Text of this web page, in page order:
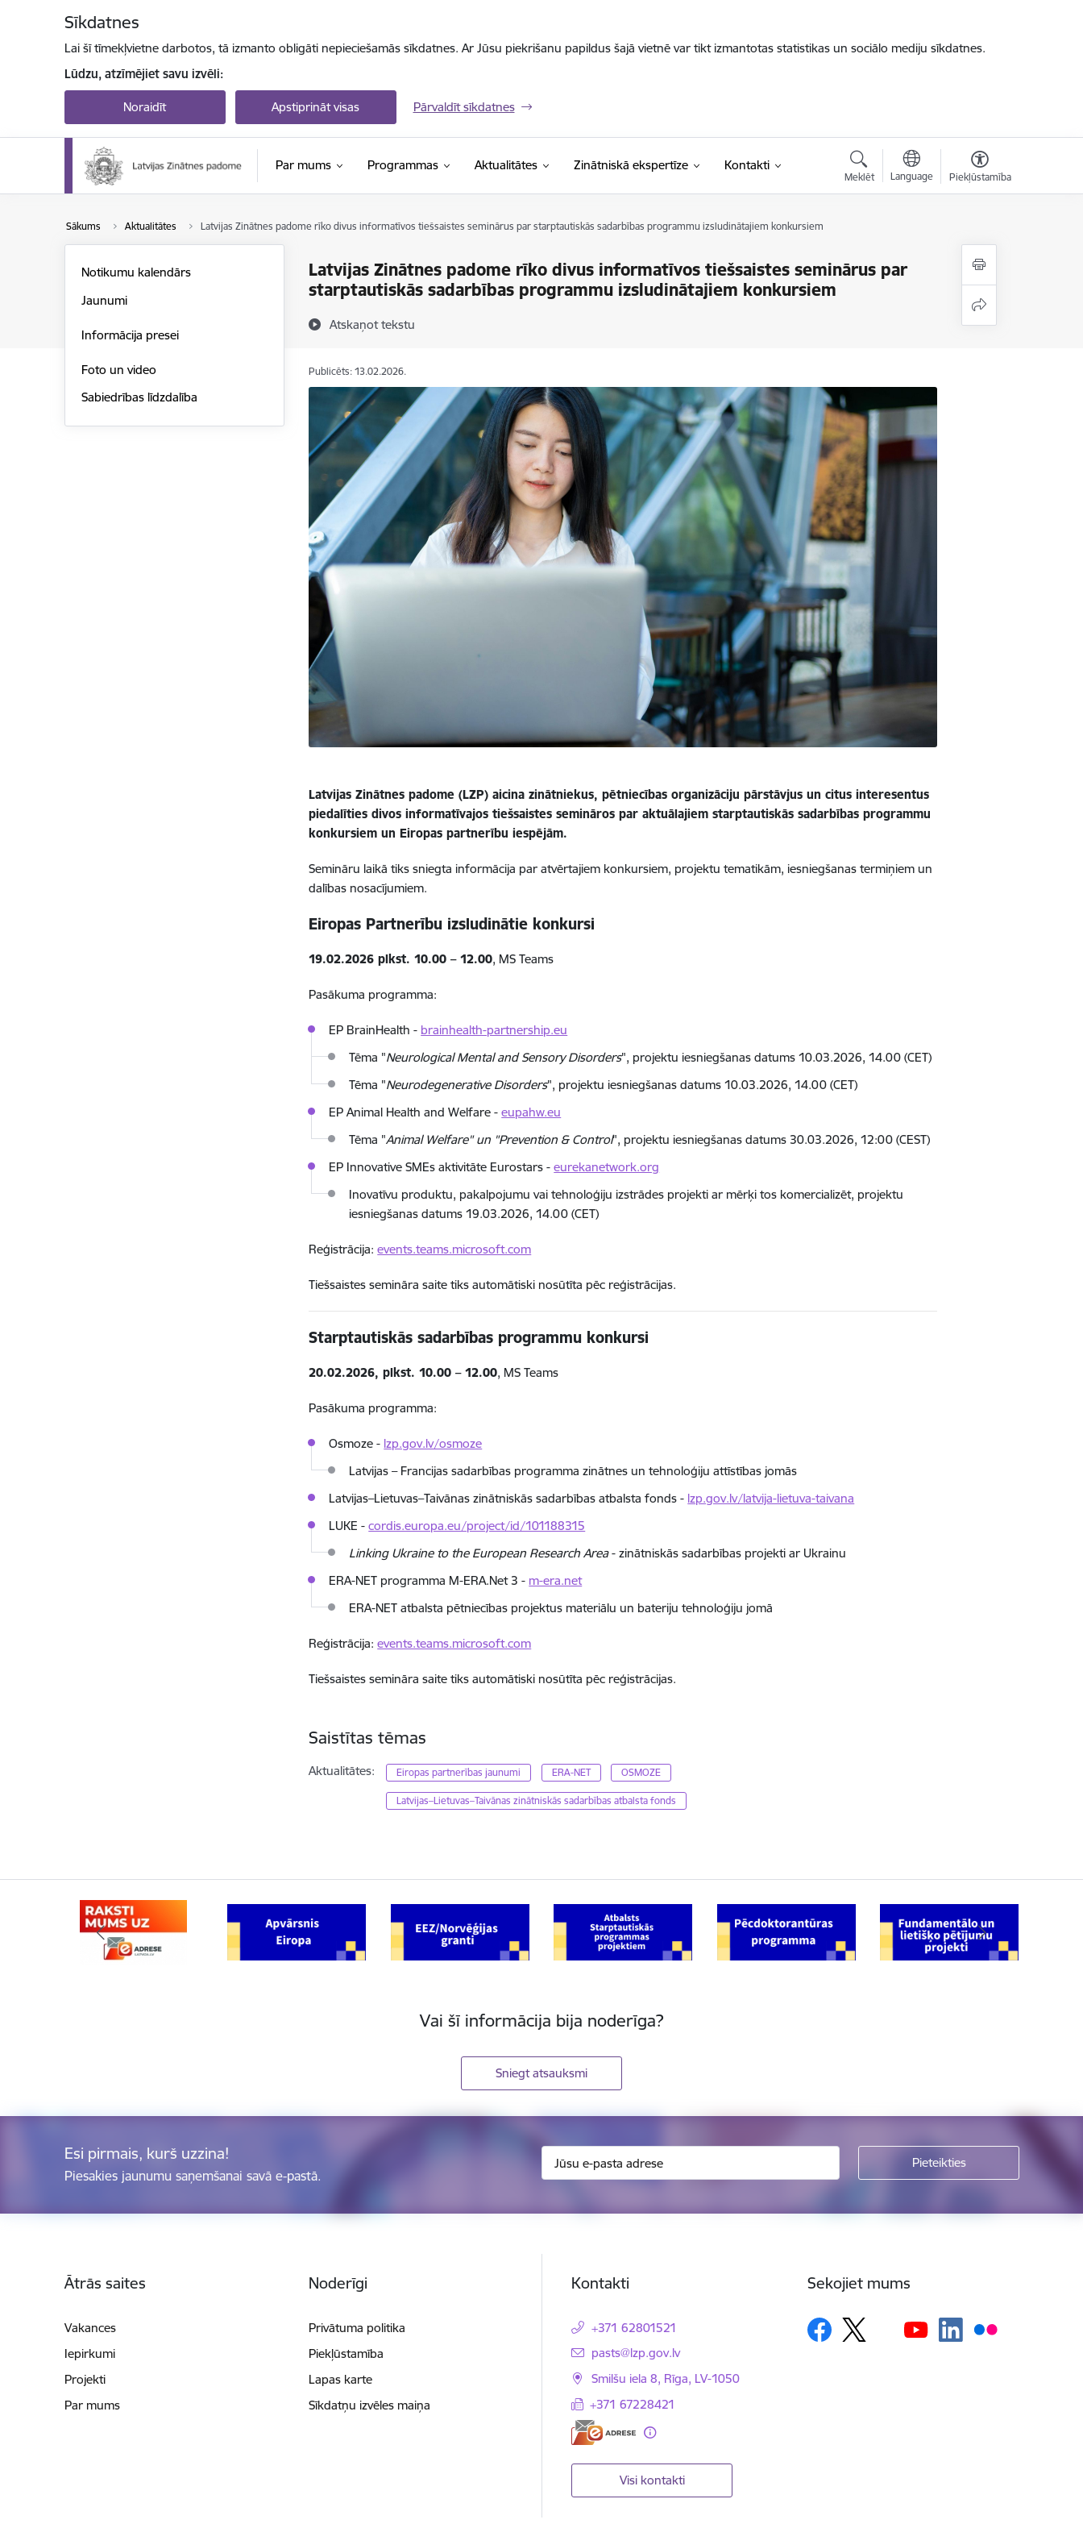
Sīkdatnes
Lai šī tīmekļvietne darbotos, tā izmanto obligāti nepieciešamās sīkdatnes. Ar Jūsu piekrišanu papildus šajā vietnē var tikt izmantotas statistikas un sociālo mediju sīkdatnes.
Lūdzu, atzīmējiet savu izvēli:
Noraidīt Apstiprināt visas Pārvaldīt sīkdatnes
Par mums Programmas Aktualitātes Zinātniskā ekspertīze Kontakti
Meklēt Language Piekļūstamība
Sākums Aktualitātes Latvijas Zinātnes padome rīko divus informatīvos tiešsaistes seminārus par starptautiskās sadarbības programmu izsludinātajiem konkursiem
Latvijas Zinātnes padome rīko divus informatīvos tiešsaistes seminārus par
starptautiskās sadarbības programmu izsludinātajiem konkursiem
Atskaņot tekstu
Notikumu kalendārs
Jaunumi
Informācija presei
Foto un video
Sabiedrības līdzdalība
Publicēts: 13.02.2026.
Latvijas Zinātnes padome (LZP) aicina zinātniekus, pētniecības organizāciju pārstāvjus un citus interesentus
piedalīties divos informatīvajos tiešsaistes semināros par aktuālajiem starptautiskās sadarbības programmu
konkursiem un Eiropas partnerību iespējām.
Semināru laikā tiks sniegta informācija par atvērtajiem konkursiem, projektu tematikām, iesniegšanas termiņiem un
dalības nosacījumiem.
Eiropas Partnerību izsludinātie konkursi
19.02.2026 plkst. 10.00 – 12.00, MS Teams
Pasākuma programma:
EP BrainHealth - brainhealth-partnership.eu
Tēma "Neurological Mental and Sensory Disorders", projektu iesniegšanas datums 10.03.2026, 14.00 (CET)
Tēma "Neurodegenerative Disorders", projektu iesniegšanas datums 10.03.2026, 14.00 (CET)
EP Animal Health and Welfare -eupahw.eu
Tēma "Animal Welfare" un "Prevention & Control", projektu iesniegšanas datums 30.03.2026, 12:00 (CEST)
EP Innovative SMEs aktivitāte Eurostars -eurekanetwork.org
Inovatīvu produktu, pakalpojumu vai tehnoloģiju izstrādes projekti ar mērķi tos komercializēt, projektu
iesniegšanas datums 19.03.2026, 14.00 (CET)
Reģistrācija:events.teams.microsoft.com
Tiešsaistes semināra saite tiks automātiski nosūtīta pēc reģistrācijas.
Starptautiskās sadarbības programmu konkursi
20.02.2026, plkst. 10.00 – 12.00, MS Teams
Pasākuma programma:
Osmoze - lzp.gov.lv/osmoze
Latvijas – Francijas sadarbības programma zinātnes un tehnoloģiju attīstības jomās
Latvijas–Lietuvas–Taivānas zinātniskās sadarbības atbalsta fonds - lzp.gov.lv/latvija-lietuva-taivana
LUKE -cordis.europa.eu/project/id/101188315
Linking Ukraine to the European Research Area- zinātniskās sadarbības projekti ar Ukrainu
ERA-NET programma M-ERA.Net 3 - m-era.net
ERA-NET atbalsta pētniecības projektus materiālu un bateriju tehnoloģiju jomā
Reģistrācija:events.teams.microsoft.com
Tiešsaistes semināra saite tiks automātiski nosūtīta pēc reģistrācijas.
Saistītas tēmas
Aktualitātes: Eiropas partnerības jaunumi ERA-NET OSMOZE
Latvijas–Lietuvas–Taivānas zinātniskās sadarbības atbalsta fonds
Vai šī informācija bija noderīga?
Sniegt atsauksmi
Esi pirmais, kurš uzzina!
Piesakies jaunumu saņemšanai savā e-pastā.
Ātrās saites
Vakances
Iepirkumi
Projekti
Par mums
Noderīgi
Privātuma politika
Piekļūstamība
Lapas karte
Sīkdatņu izvēles maiņa
Kontakti
+371 62801521
E-pasts:
pasts@lzp.gov.lv
Smilšu iela 8, Rīga, LV-1050
+371 67228421
Visi kontakti
Sekojiet mums